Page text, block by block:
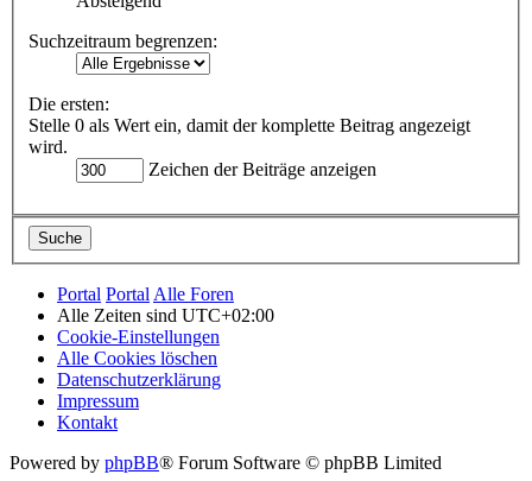
Suchzeitraum begrenzen:
Die ersten:
Stelle 0 als Wert ein, damit der komplette Beitrag angezeigt
wird.
Zeichen der Beiträge anzeigen
Portal Portal Alle Foren
Alle Zeiten sind UTC+02:00
Cookie-Einstellungen
Alle Cookies löschen
Datenschutzerklärung
Impressum
Kontakt
Powered by phpBB® Forum Software © phpBB Limited